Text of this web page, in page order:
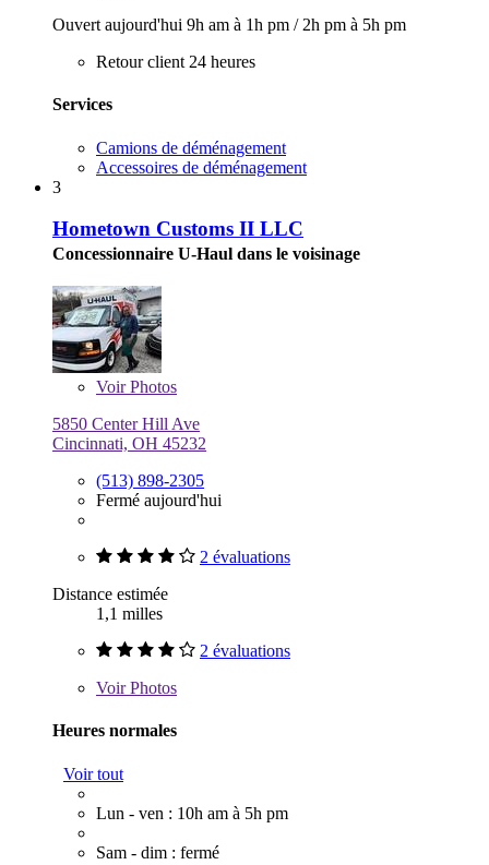
Ouvert aujourd'hui 9h am à 1h pm / 2h pm à 5h pm
Retour client 24 heures
Services
Camions de déménagement
Accessoires de déménagement
3
Hometown Customs II LLC
Concessionnaire U-Haul dans le voisinage
VoirPhotos
5850 Center Hill Ave
Cincinnati, OH 45232
(513) 898-2305
Fermé aujourd'hui
2 évaluations
Distance estimée
1,1 milles
2 évaluations
VoirPhotos
Heures normales
Voir tout
Lun - ven : 10h am à 5h pm
Sam - dim : fermé